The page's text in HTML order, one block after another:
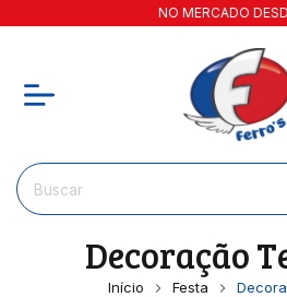
NO MERCADO
Decoração
Início Festa